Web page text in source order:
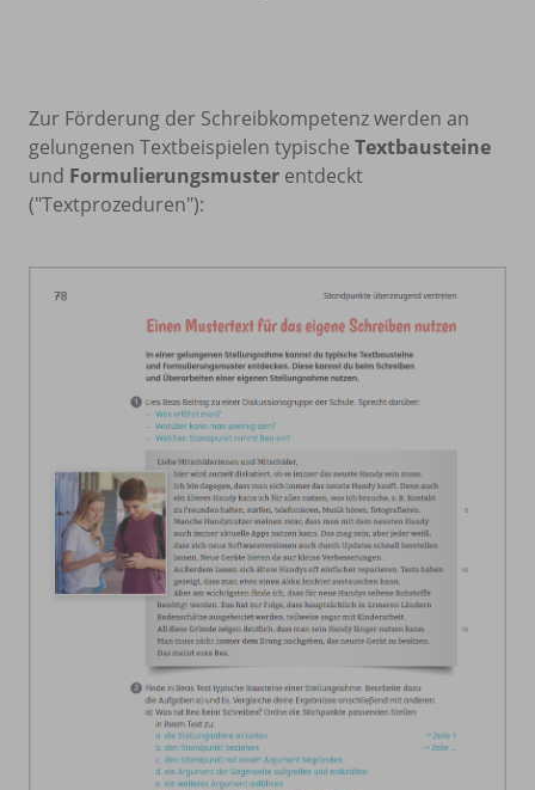
Zur Förderung der Schreibkompetenz werden an
gelungenen Textbeispielen typische Textbausteine
und Formulierungsmuster entdeckt
("Textprozeduren"):